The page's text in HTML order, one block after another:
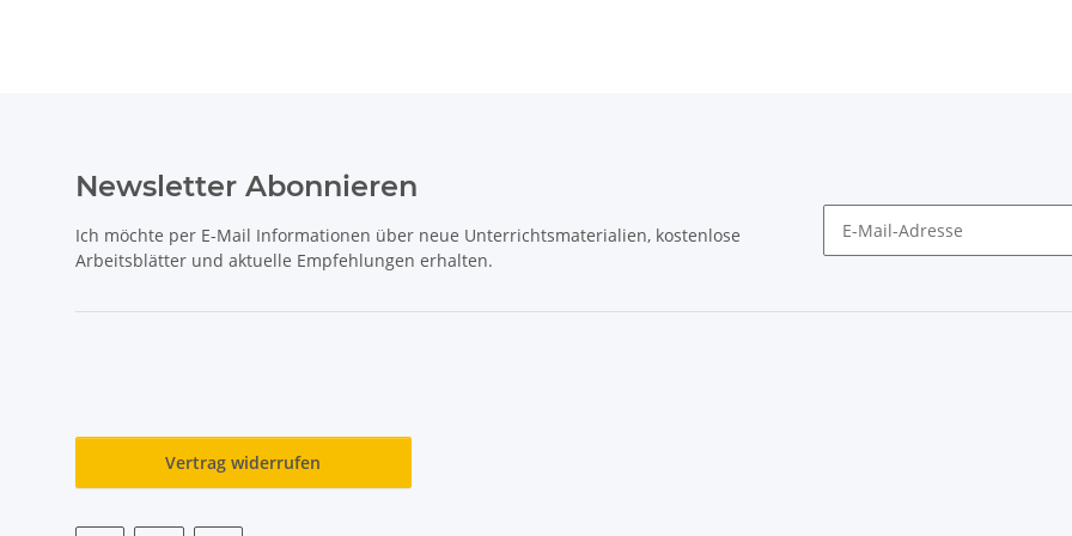
Newsletter Abonnieren
Ich möchte per E-Mail Informationen über neue Unterrichtsmaterialien, kostenlose
Arbeitsblätter und aktuelle Empfehlungen erhalten.
Vertrag widerrufen